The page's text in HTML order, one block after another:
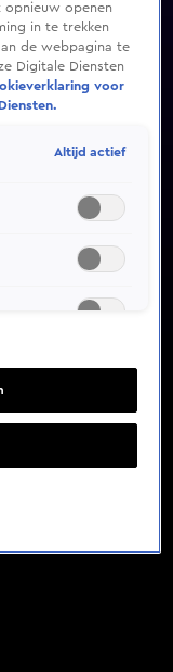
opnieuw openen
in te trekken
de webpagina te
Digitale Diensten
voor
Altijd actief